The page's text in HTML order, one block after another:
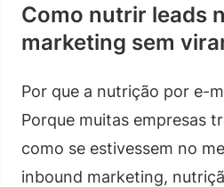
Como nutrir leads
marketing sem
Por que a nutrição por e-
Porque muitas empresas
como se estivessem no
inbound marketing,